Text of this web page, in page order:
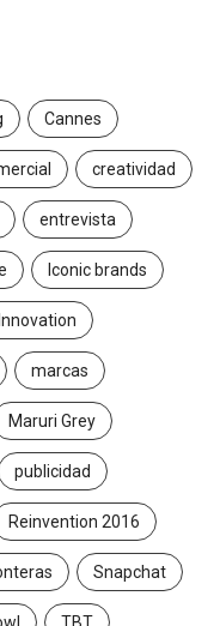
Cannes
creatividad
entrevista
Iconic brands
Innovation
marcas
Maruri Grey
publicidad
Reinvention 2016
Snapchat